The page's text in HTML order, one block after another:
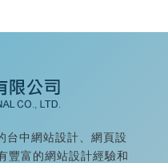
台中網站設計、網頁設
豐富的網站設計經驗和